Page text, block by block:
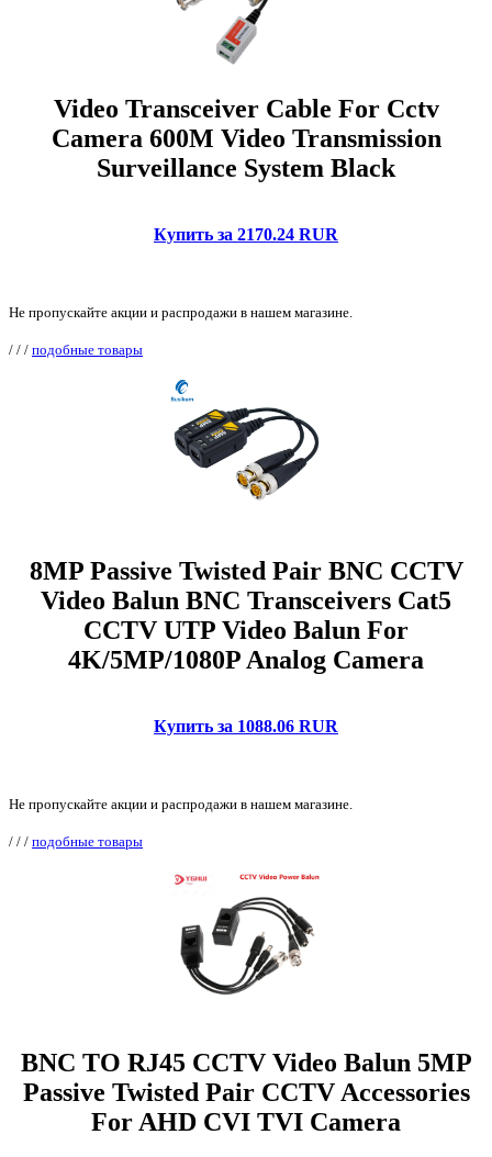
Video Transceiver Cable For Cctv
Camera 600M Video Transmission
Surveillance System Black
Купить за 2170.24 RUR
Не пропускайте акции и распродажи в нашем магазине.
/ / / подобные товары
8MP Passive Twisted Pair BNC CCTV
Video Balun BNC Transceivers Cat5
CCTV UTP Video Balun For
4K/5MP/1080P Analog Camera
Купить за 1088.06 RUR
Не пропускайте акции и распродажи в нашем магазине.
/ / / подобные товары
BNC TO RJ45 CCTV Video Balun 5MP
Passive Twisted Pair CCTV Accessories
For AHD CVI TVI Camera